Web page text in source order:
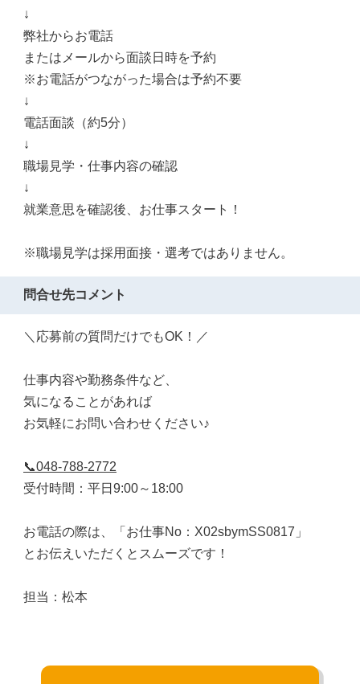
↓
弊社からお電話
またはメールから面談日時を予約
※お電話がつながった場合は予約不要
↓
電話面談（約5分）
↓
職場見学・仕事内容の確認
↓
就業意思を確認後、お仕事スタート！
※職場見学は採用面接・選考ではありません。
問合せ先コメント
＼応募前の質問だけでもOK！／
仕事内容や勤務条件など、
気になることがあれば
お気軽にお問い合わせください♪
📞048-788-2772
受付時間：平日9:00～18:00
お電話の際は、「お仕事No：X02sbymSS0817」
とお伝えいただくとスムーズです！
担当：松本